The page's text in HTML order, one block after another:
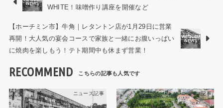
WHITE！味噌作り講座を開催など
【ホーチミン市】牛角｜レタントン店が1月29日に営業
再開！大人気の宴会コースで家族と一緒にお腹いっぱい
に焼肉を楽しもう！テト期間中も休まず営業！
RECOMMEND
ニュース記事 ニュース記事